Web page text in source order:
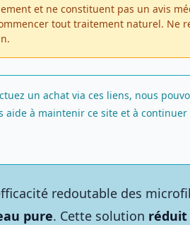
et ne constituent pas un avis
tout traitement naturel. Ne
un achat via ces liens, nous
aide à maintenir ce site et à
redoutable des
pure. Cette solution réduit